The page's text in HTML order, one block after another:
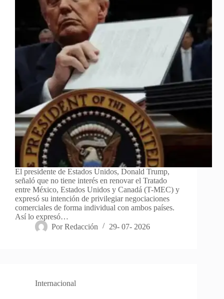
El presidente de Estados Unidos, Donald Trump,
señaló que no tiene interés en renovar el Tratado
entre México, Estados Unidos y Canadá (T-MEC) y
expresó su intención de privilegiar negociaciones
comerciales de forma individual con ambos países.
Así lo expresó…
Por Redacción 29- 07- 2026
Internacional